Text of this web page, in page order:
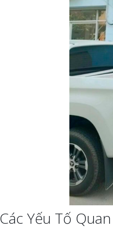
Các Yếu Tố
Thiết kế hồ sơ năng
Làm biển hiệu quán cà
phê tại Vinh Nghệ An
Làm biển hiệu tại
Mica
tại Vinh
Nam
Mỹ
Hàng